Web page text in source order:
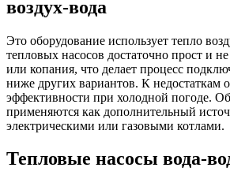
воздух-вода
Это оборудование использует тепло
тепловых насосов достаточно прост и не
или копания, что делает процесс
ниже других вариантов. К недостаткам
эффективности при холодной погоде.
применяются как дополнительный
электрическими или газовыми котлами.
Тепловые насосы вода-